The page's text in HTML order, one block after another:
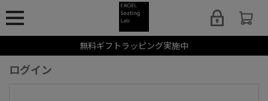
無料ギフトラッピング実施中
ログイン